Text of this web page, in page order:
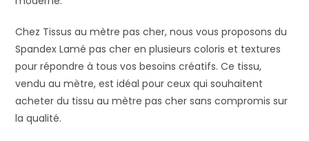
Chez Tissus au mètre pas cher, nous vous proposons du
Spandex Lamé pas cher en plusieurs coloris et textures
pour répondre à tous vos besoins créatifs. Ce tissu,
vendu au mètre, est idéal pour ceux qui souhaitent
acheter du tissu au mètre pas cher sans compromis sur
la qualité.